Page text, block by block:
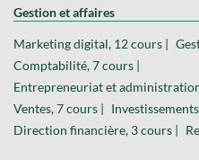
Gestion et affaires
Marketing digital, 12 cours |
Comptabilité, 7 cours |
Entrepreneuriat et
Ventes, 7 cours |
Direction financière, 3 cours |